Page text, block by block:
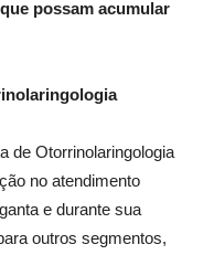
possam acumular
de Otorrinolaringologia
no atendimento
e durante sua
outros segmentos,